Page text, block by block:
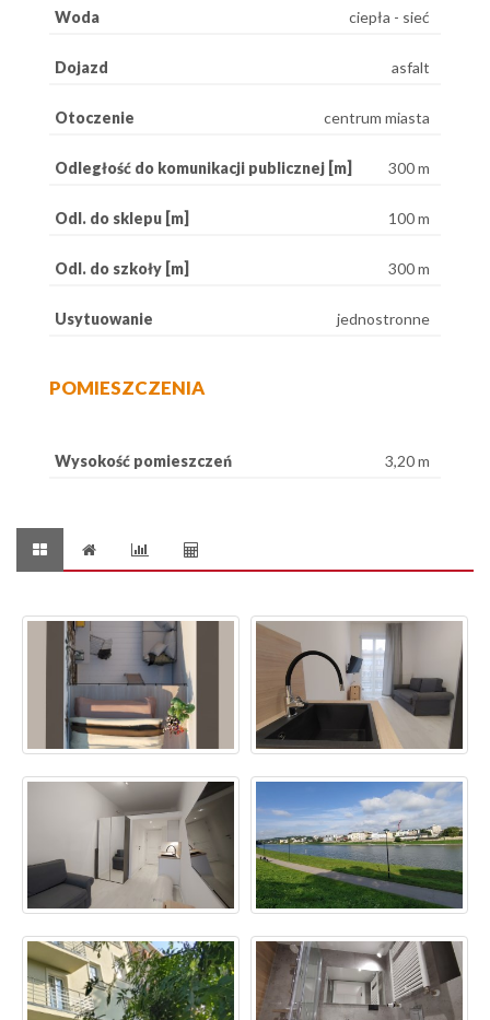
Woda ciepła - sieć
Dojazd asfalt
Otoczenie centrum miasta
Odległość do komunikacji publicznej [m] 300 m
Odl. do sklepu [m] 100 m
Odl. do szkoły [m] 300 m
Usytuowanie jednostronne
POMIESZCZENIA
Wysokość pomieszczeń 3,20 m